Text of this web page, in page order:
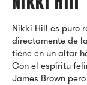
Nikki Hill es puro
directamente de
tiene en un altar
Con el espíritu
James Brown